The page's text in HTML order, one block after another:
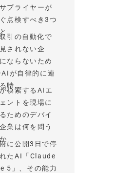
プライヤーが
点検すべき3つ
引の自動化で
見されない企
ならないため
AIが自律的に連
時...
模索するAIエ
ントを現場に
ためのデバイ
業は何を問う
に公開3日で停
たAI「Claude
5」、その能力